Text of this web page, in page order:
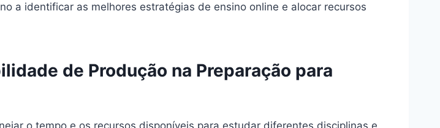
a identificar as melhores estratégias de ensino online e alocar recursos
de Produção na Preparação para
o tempo e os recursos disponíveis para estudar diferentes disciplinas e